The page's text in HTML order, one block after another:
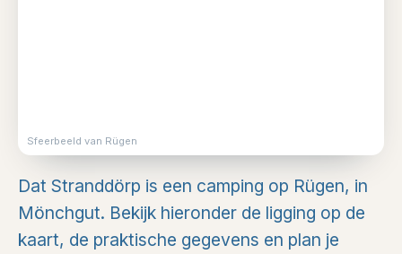
Sfeerbeeld van Rügen
Dat Stranddörp is een camping op Rügen, in
Mönchgut. Bekijk hieronder de ligging op de
kaart, de praktische gegevens en plan je